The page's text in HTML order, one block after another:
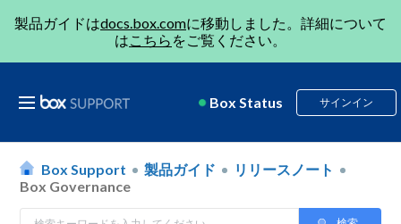
製品ガイドはdocs.box.comに移動しました。詳細について
はこちら をご覧ください。
Box Status サインイン
Box Support 製品ガイド
リリースノート
Box Governance